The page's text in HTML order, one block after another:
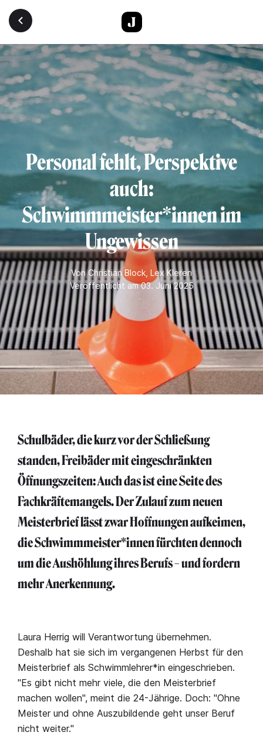
Direkt zum Inhalt
Personal fehlt, Perspektive
auch:
Schwimmmeister*innen im
Ungewissen
VonChristian Block Lex Kleren
Veröffentlicht am 03. Juni 2025
Schulbäder, die kurz vor der Schließung
standen, Freibäder mit eingeschränkten
Öffnungszeiten: Auch das ist eine Seite des
Fachkräftemangels. Der Zulauf zum neuen
Meisterbrief lässt zwar Hoffnungen aufkeimen,
die Schwimmmeister*innen fürchten dennoch
um die Aushöhlung ihres Berufs – und fordern
mehr Anerkennung.
Laura Herrig will Verantwortung übernehmen.
Deshalb hat sie sich im vergangenen Herbst für den
Meisterbrief als Schwimmlehrer*in eingeschrieben.
"Es gibt nicht mehr viele, die den Meisterbrief
machen wollen", meint die 24-Jährige. Doch: "Ohne
Meister und ohne Auszubildende geht unser Beruf
nicht weiter."